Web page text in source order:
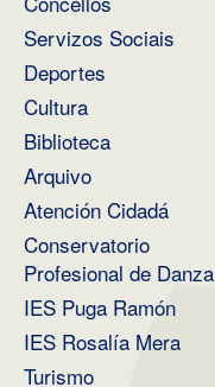
Servizos Sociais
Deportes
Cultura
Biblioteca
Arquivo
Atención Cidadá
Conservatorio
Profesional de Danza
IES Puga Ramón
IES Rosalía Mera
Turismo